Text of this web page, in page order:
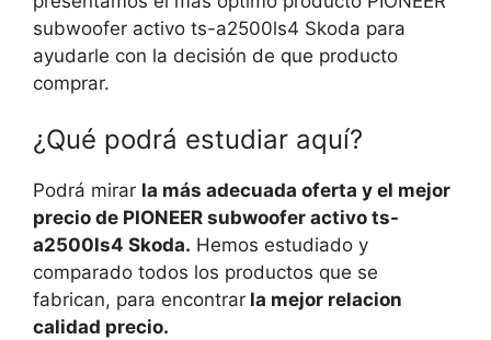
subwoofer activo ts-a2500ls4 Skoda para
ayudarle con la decisión de que producto
comprar.
¿Qué podrá estudiar aquí?
Podrá mirar la más adecuada oferta y el mejor
precio de PIONEER subwoofer activo ts-
a2500ls4 Skoda. Hemos estudiado y
comparado todos los productos que se
fabrican, para encontrar la mejor relacion
calidad precio.